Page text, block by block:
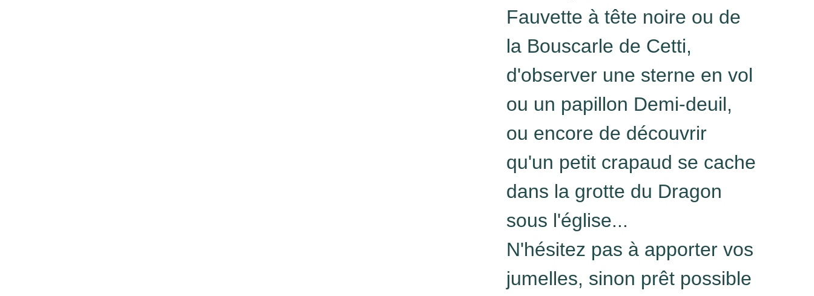
Fauvette à tête noire ou de
la Bouscarle de Cetti,
d'observer une sterne en vol
ou un papillon Demi-deuil,
ou encore de découvrir
qu'un petit crapaud se cache
dans la grotte du Dragon
sous l'église...
N'hésitez pas à apporter vos
jumelles, sinon prêt possible